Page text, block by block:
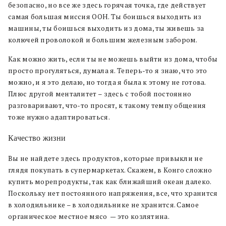
безопасно, но все же здесь горячая точка, где действует
самая большая миссия ООН. Ты боишься выходить из
машины, ты боишься выходить из дома, ты живешь за
колючей проволокой и большим железным забором.
Как можно жить, если ты не можешь выйти из дома, чтобы
просто прогуляться, думала я. Теперь-то я знаю, что это
можно, и я это делаю, но тогда я была к этому не готова.
Плюс другой менталитет – здесь с тобой постоянно
разговаривают, что-то просят, к такому темпу общения
тоже нужно адаптироваться.
Качество жизни
Вы не найдете здесь продуктов, которые привыкли не
глядя покупать в супермаркетах. Скажем, в Конго сложно
купить морепродукты, так как ближайший океан далеко.
Поскольку нет постоянного напряжения, все, что хранится
в холодильнике – в холодильнике не хранится. Самое
органическое местное мясо — это козлятина.